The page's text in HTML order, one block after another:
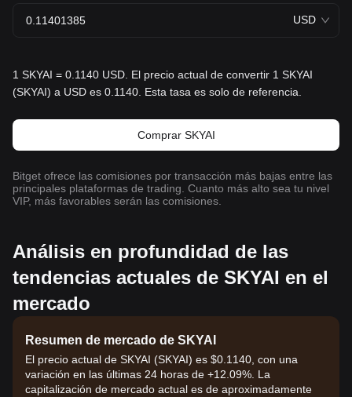
USD
1 SKYAI = 0.1140 USD. El precio actual de convertir 1 SKYAI
(SKYAI) a USD es 0.1140. Esta tasa es solo de referencia.
Comprar SKYAI
Bitget ofrece las comisiones por transacción más bajas entre las
principales plataformas de trading. Cuanto más alto sea tu nivel
VIP, más favorables serán las comisiones.
Análisis en profundidad de las
tendencias actuales de SKYAI en el
mercado
Resumen de mercado de SKYAI
El precio actual de SKYAI (SKYAI) es $0.1140, con una
variación en las últimas 24 horas de +12.09%. La
capitalización de mercado actual es de aproximadamente